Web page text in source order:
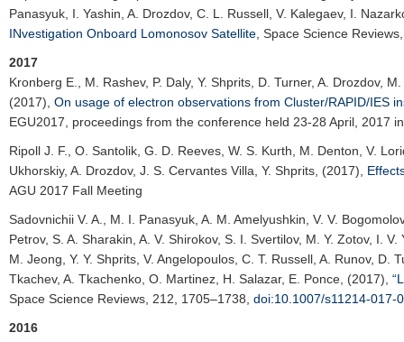
Panasyuk, I. Yashin, A. Drozdov, C. L. Russell, V. Kalegaev, I.
INvestigation Onboard Lomonosov Satellite Space Science Reviews
2017
Kronberg E.
, M. Rashev, P. Daly, Y. Shprits, D. Turner, A. Drozdov,
(2017), On usage of electron observations from Cluster/RAPID/IES
EGU2017, proceedings from the conference held 23-28 April, 2017
Ripoll J. F.
, O. Santolik, G. D. Reeves, W. S. Kurth, M. Denton, V.
Ukhorskiy, A. Drozdov, J. S. Cervantes Villa, Y. Shprits, (2017),
AGU 2017 Fall Meeting
Sadovnichii V. A.
, M. I. Panasyuk, A. M. Amelyushkin, V. V.
Petrov, S. A. Sharakin, A. V. Shirokov, S. I. Svertilov, M. Y. Zotov, I.
M. Jeong, Y. Y. Shprits, V. Angelopoulos, C. T. Russell, A. Runov,
Tkachev, A. Tkachenko, O. Martinez, H. Salazar, E. Ponce, (2017),
Space Science Reviews , 212, 1705–1738, doi:10.1007/s11214-017-
2016